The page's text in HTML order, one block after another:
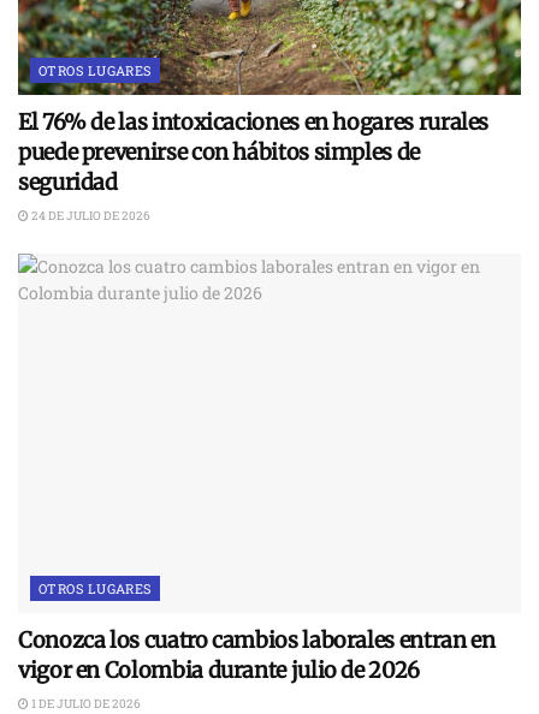
OTROS LUGARES
El 76% de las intoxicaciones en hogares rurales
puede prevenirse con hábitos simples de
seguridad
24 DE JULIO DE 2026
OTROS LUGARES
Conozca los cuatro cambios laborales entran en
vigor en Colombia durante julio de 2026
1 DE JULIO DE 2026